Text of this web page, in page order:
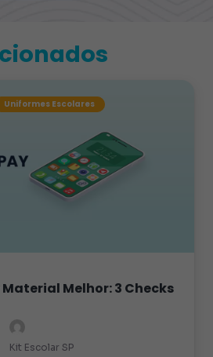
Uniformes Escolares
Melhor: 3 Checks
Kit Escolar SP